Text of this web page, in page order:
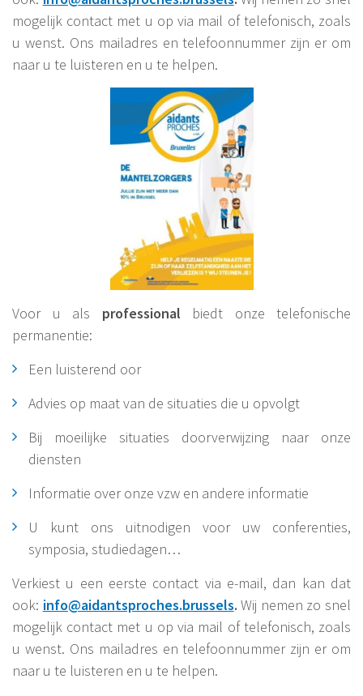
mogelijk contact met u op via mail of telefonisch, zoals
u wenst. Ons mailadres en telefoonnummer zijn er om
naar u te luisteren en u te helpen.
Voor u als professional biedt onze telefonische
permanentie:
Een luisterend oor
Advies op maat van de situaties die u opvolgt
Bij moeilijke situaties doorverwijzing naar onze
diensten
Informatie over onze vzw en andere informatie
U kunt ons uitnodigen voor uw conferenties,
symposia, studiedagen…
Verkiest u een eerste contact via e-mail, dan kan dat
ook: info@aidantsproches.brussels. Wij nemen zo snel
mogelijk contact met u op via mail of telefonisch, zoals
u wenst. Ons mailadres en telefoonnummer zijn er om
naar u te luisteren en u te helpen.